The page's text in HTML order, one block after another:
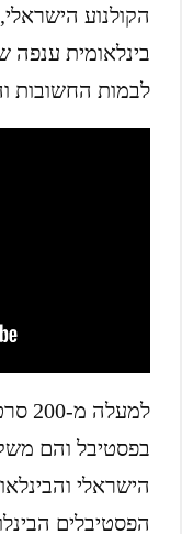
הקולנוע
בינלאומית
לבמות החשובות
בפסטיבל והם
הישראלי
הפסטיבלים